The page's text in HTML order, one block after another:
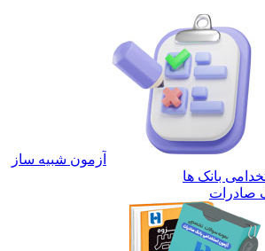
آزمون شبیه ساز
بانک ها
صادرات